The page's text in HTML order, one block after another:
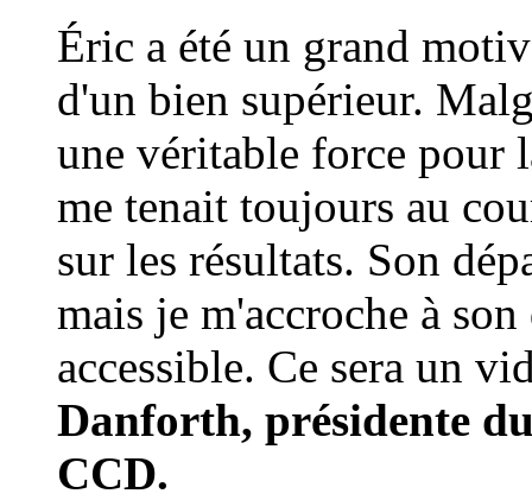
Éric a été un grand
d'un bien supérieur.
une véritable force pour
me tenait toujours au
sur les résultats. Son
mais je m'accroche à
accessible. Ce sera un
Danforth, présidente
CCD.